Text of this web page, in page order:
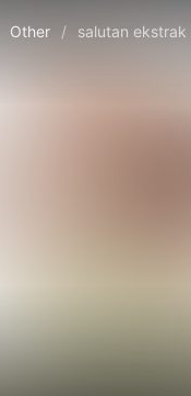
Other / salutan ekstrak